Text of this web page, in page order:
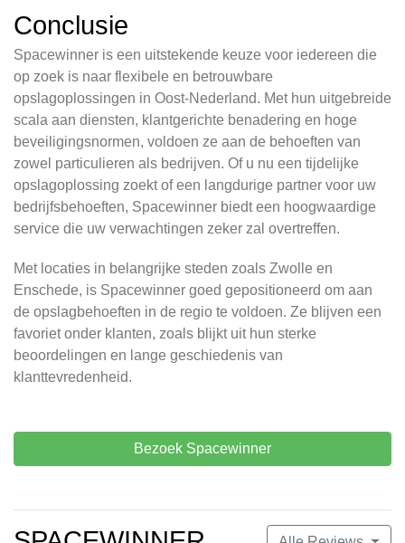
Conclusie
Spacewinner is een uitstekende keuze voor iedereen die
op zoek is naar flexibele en betrouwbare
opslagoplossingen in Oost-Nederland. Met hun uitgebreide
scala aan diensten, klantgerichte benadering en hoge
beveiligingsnormen, voldoen ze aan de behoeften van
zowel particulieren als bedrijven. Of u nu een tijdelijke
opslagoplossing zoekt of een langdurige partner voor uw
bedrijfsbehoeften, Spacewinner biedt een hoogwaardige
service die uw verwachtingen zeker zal overtreffen.
Met locaties in belangrijke steden zoals Zwolle en
Enschede, is Spacewinner goed gepositioneerd om aan
de opslagbehoeften in de regio te voldoen. Ze blijven een
favoriet onder klanten, zoals blijkt uit hun sterke
beoordelingen en lange geschiedenis van
klanttevredenheid.
Bezoek Spacewinner